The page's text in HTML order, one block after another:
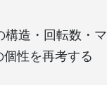
造・回転数・
性を再考する